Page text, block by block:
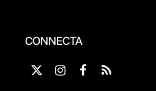
CONNECTA
X
Instagram
Facebook
RSS